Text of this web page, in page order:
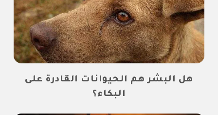
هل البشر هم الحيوانات القادرة على
البكاء؟